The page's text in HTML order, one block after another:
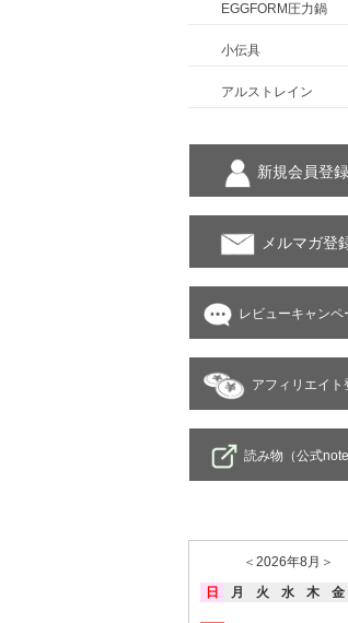
EGGFORM圧力鍋
小伝具
アルストレイン
新規会員登録
メルマガ登
レビューキャンペ
アフィリエイト
読み物（公式note
＜ 2026年8月 ＞
日
月 火 水 木 金